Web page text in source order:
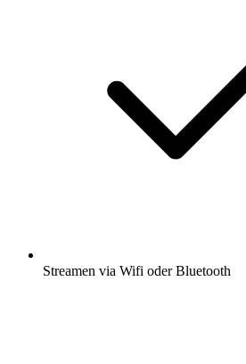
Streamen via Wifi oder Bluetooth